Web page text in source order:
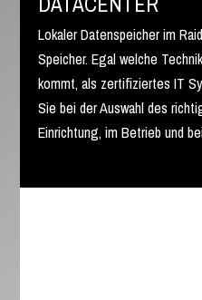
Lokaler Datenspeicher im
Speicher. Egal welche
kommt, als zertifiziertes IT
Sie bei der Auswahl des
Einrichtung, im Betrieb und